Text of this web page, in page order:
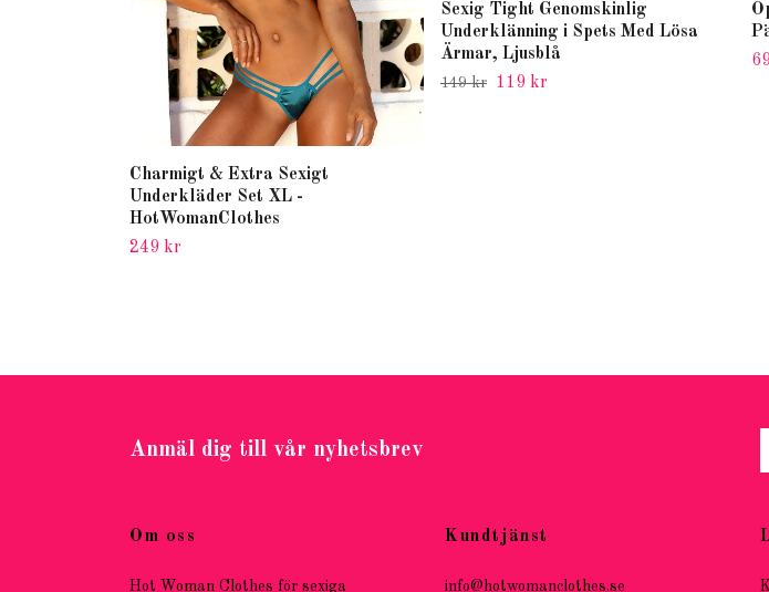
Charmigt & Extra Sexigt
Underkläder Set XL -
HotWomanClothes
249 kr
Sexig Tight Genomskinlig
Underklänning i Spets Med Lösa
Ärmar, Ljusblå
149 kr 119 kr
Anmäl dig till vår nyhetsbrev
Om oss
Hot Woman Clothes för sexiga
Kundtjänst
info@hotwomanclothes.se